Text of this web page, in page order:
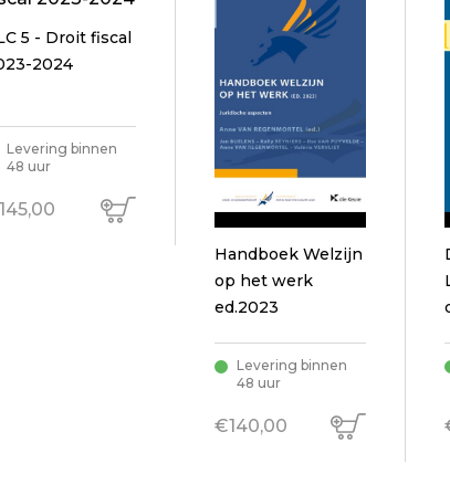
5 - Droit fiscal
2024
Levering binnen
48 uur
Handboek Welzijn
op het werk
ed.2023
Levering binnen
48 uur
€140,00